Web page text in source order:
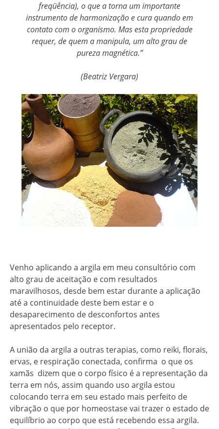
freqüência), o que a torna um importante
instrumento de harmonização e cura quando em
contato com o organismo. Mas esta propriedade
requer, de quem a manipula, um alto grau de
pureza magnética.”
(Beatriz Vergara)
Venho aplicando a argila em meu consultório com
alto grau de aceitação e com resultados
maravilhosos, desde bem estar durante a aplicação
até a continuidade deste bem estar e o
desaparecimento de desconfortos antes
apresentados pelo receptor.
A união da argila a outras terapias, como reiki, florais,
ervas, e respiração conectada, confirma o que os
xamãs dizem que o corpo físico é a representação da
terra em nós, assim quando uso argila estou
colocando terra em seu estado mais perfeito de
vibração o que por homeostase vai trazer o estado de
equilíbrio ao corpo que está recebendo essa argila.